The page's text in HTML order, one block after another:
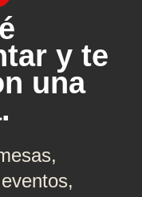
y te
una